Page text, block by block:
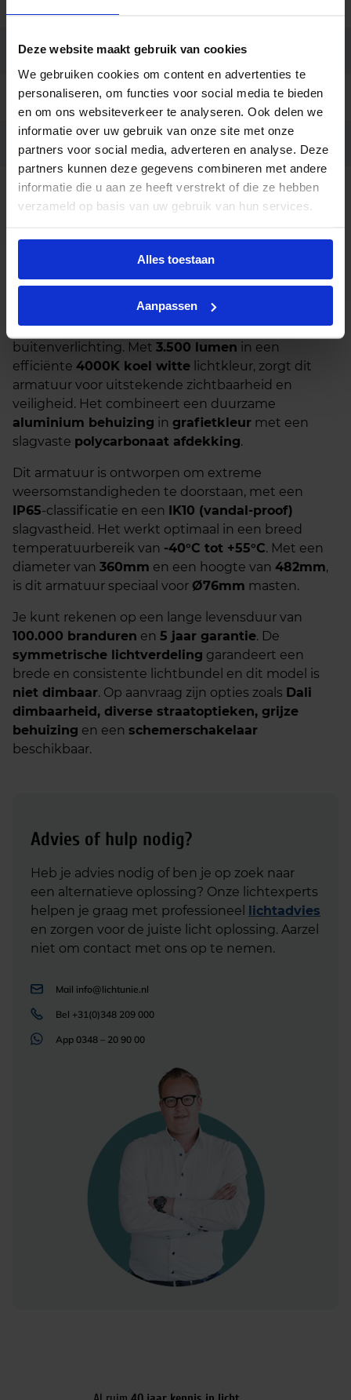
Deze website maakt gebruik van cookies
We gebruiken cookies om content en advertenties te
personaliseren, om functies voor social media te bieden
en om ons websiteverkeer te analyseren. Ook delen we
informatie over uw gebruik van onze site met onze
partners voor social media, adverteren en analyse. Deze
partners kunnen deze gegevens combineren met andere
informatie die u aan ze heeft verstrekt of die ze hebben
verzameld op basis van uw gebruik van hun services.
Alles toestaan
Aanpassen
Merk LUG Light Factory
Garantie 5 jaar
LU122503
aanvraag
Dali dimbaar, Diverse
straatoptieken, Grijze behuizing,
Beschrijving
Avenida LED Mast 32Wbiedt een heldere en
krachtige lichtopbrengst voor functionele
buitenverlichting. Met 3.500 lumen in een
efficiënte 4000K koel witte lichtkleur, zorgt dit
armatuur voor uitstekende zichtbaarheid en
veiligheid. Het combineert een duurzame
aluminium behuizing in grafietkleur met een
slagvaste polycarbonaat afdekking.
Dit armatuur is ontworpen om extreme
weersomstandigheden te doorstaan, met een
IP65-classificatie en een IK10 (vandal-proof)
slagvastheid. Het werkt optimaal in een breed
temperatuurbereik van -40°C tot +55°C. Met een
diameter van 360mm en een hoogte van 482mm,
is dit armatuur speciaal voor Ø76mm masten.
Je kunt rekenen op een lange levensduur van
100.000 branduren en 5 jaar garantie. De
symmetrische lichtverdeling garandeert een
brede en consistente lichtbundel en dit model is
niet dimbaar. Op aanvraag zijn opties zoals Dali
dimbaarheid, diverse straatoptieken, grijze
behuizing en een schemerschakelaar
beschikbaar.
Advies of hulp nodig?
Heb je advies nodig of ben je op zoek naar
een alternatieve oplossing? Onze lichtexperts
helpen je graag met professioneel lichtadvies
en zorgen voor de juiste licht oplossing. Aarzel
niet om contact met ons op te nemen.
Mail info@lichtunie.nl
Bel +31(0)348 209 000
App 0348 – 20 90 00